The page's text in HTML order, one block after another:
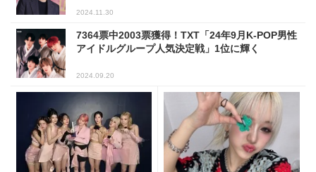
2024.11.30
7364票中2003票獲得！TXT「24年9月K-POP男性
アイドルグループ人気決定戦」1位に輝く
2024.09.20